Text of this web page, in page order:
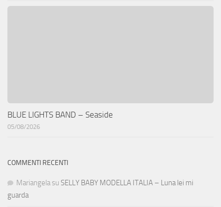
BLUE LIGHTS BAND – Seaside
05/08/2026
COMMENTI RECENTI
Mariangela su SELLY BABY MODELLA ITALIA – Luna lei mi
guarda